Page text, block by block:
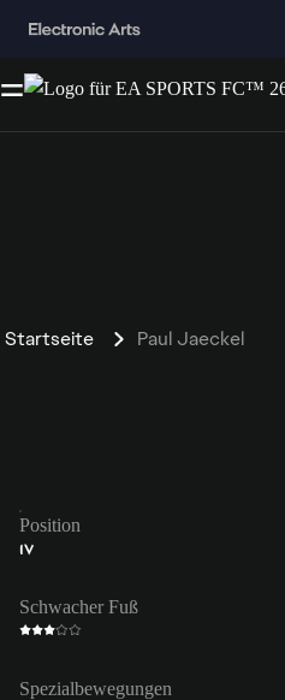
Startseite Paul Jaeckel
Position
IV
Schwacher Fuß
Spezialbewegungen